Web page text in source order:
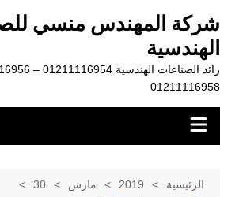
المحتوى
شركة المهندس منسي
الهندسية
01211116958
الرئيسية 2019 مارس
30